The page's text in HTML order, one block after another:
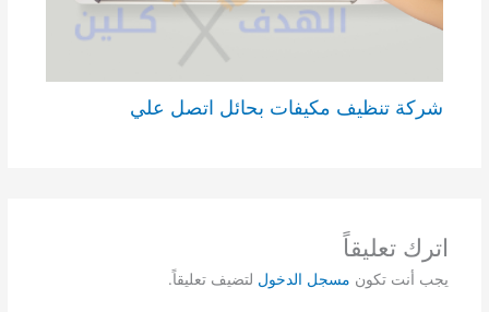
شركة تنظيف مكيفات بحائل اتصل علي
اترك تعليقاً
يجب أنت تكون مسجل الدخول لتضيف تعليقاً.